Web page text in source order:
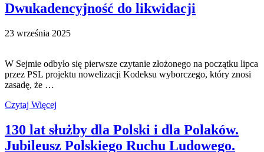
Dwukadencyjność do likwidacji
23 września 2025
W Sejmie odbyło się pierwsze czytanie złożonego na początku lipca
przez PSL projektu nowelizacji Kodeksu wyborczego, który znosi
zasadę, że …
Czytaj Więcej
130 lat służby dla Polski i dla Polaków.
Jubileusz Polskiego Ruchu Ludowego.